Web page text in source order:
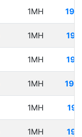
1MH
1MH
1MH
1MH
1MH
1MH